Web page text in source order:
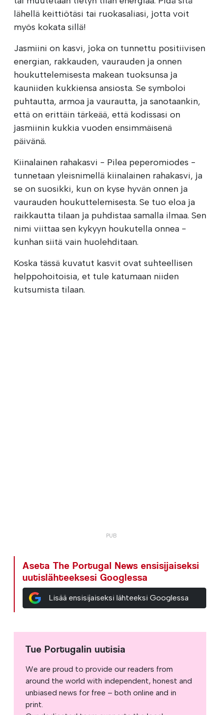
lähellä keittiötäsi tai ruokasaliasi, jotta voit
myös kokata sillä!
Jasmiini on kasvi, joka on tunnettu positiivisen
energian, rakkauden, vaurauden ja onnen
houkuttelemisesta makean tuoksunsa ja
kauniiden kukkiensa ansiosta. Se symboloi
puhtautta, armoa ja vaurautta, ja sanotaankin,
että on erittäin tärkeää, että kodissasi on
jasmiinin kukkia vuoden ensimmäisenä
päivänä.
Kiinalainen rahakasvi - Pilea peperomiodes -
tunnetaan yleisnimellä kiinalainen rahakasvi, ja
se on suosikki, kun on kyse hyvän onnen ja
vaurauden houkuttelemisesta. Se tuo eloa ja
raikkautta tilaan ja puhdistaa samalla ilmaa. Sen
nimi viittaa sen kykyyn houkutella onnea -
kunhan siitä vain huolehditaan.
Koska tässä kuvatut kasvit ovat suhteellisen
helppohoitoisia, et tule katumaan niiden
kutsumista tilaan.
Aseta The Portugal News ensisijaiseksi
uutislähteeksesi Googlessa
Lisää ensisijaiseksi lähteeksi Googlessa
Tue Portugalin uutisia
We are proud to provide our readers from
around the world with independent, honest and
unbiased news for free – both online and in
print.